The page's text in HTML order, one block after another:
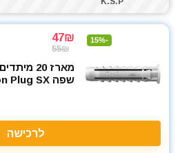
-15%
47₪
55₪
שפה Fischer Expansion Plug SX
לרכישה